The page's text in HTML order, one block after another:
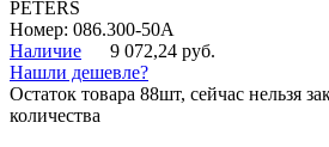
PETERS
Номер: 086.300-50A
Наличие
9 072,24 руб.
Нашли дешевле?
Остаток товара 88шт, сейчас нельзя
количества